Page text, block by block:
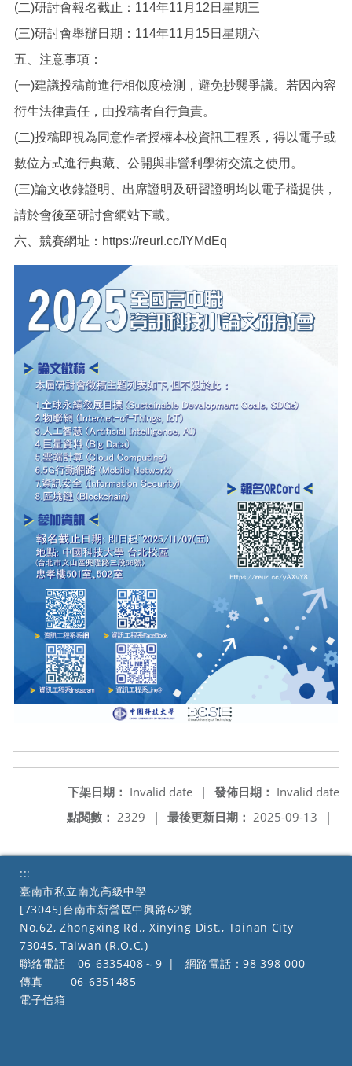
(二)研討會報名截止：114年11月12日星期三
(三)研討會舉辦日期：114年11月15日星期六
五、注意事項：
(一)建議投稿前進行相似度檢測，避免抄襲爭議。若因內容
衍生法律責任，由投稿者自行負責。
(二)投稿即視為同意作者授權本校資訊工程系，得以電子或
數位方式進行典藏、公開與非營利學術交流之使用。
(三)論文收錄證明、出席證明及研習證明均以電子檔提供，
請於會後至研討會網站下載。
六、競賽網址：https://reurl.cc/lYMdEq
發佈日期： Invalid date
下架日期： Invalid date
|
最後更新日期： 2025-09-13 |
點閱數： 2329 |
:::
臺南市私立南光高級中學
[73045]台南市新營區中興路62號
No.62, Zhongxing Rd., Xinying Dist., Tainan City
73045, Taiwan (R.O.C.)
聯絡電話
06-6335408～9 |
網路電話：98 398 000
傳真
06-6351485
電子信箱